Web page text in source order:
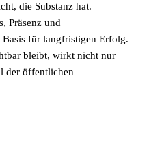
die Substanz hat.
Präsenz und
für langfristigen Erfolg.
bleibt, wirkt nicht nur
der öffentlichen